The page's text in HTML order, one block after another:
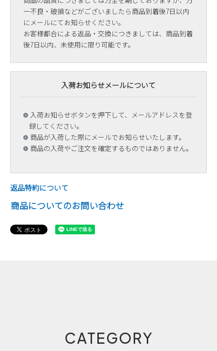
一不良・破損などがございましたら商品到着後7日以内
にメールにてお知らせください。
お客様都合による返品・交換につきましては、商品到着
後7日以内、未使用に限り可能です。
入荷お知らせメールについて
入荷お知らせボタンを押下して、メールアドレスを登
録してください。
商品が入荷した際にメールでお知らせいたします。
商品の入荷やご注文を確定するものではありません。
返品特約について
商品についてのお問い合わせ
CATEGORY